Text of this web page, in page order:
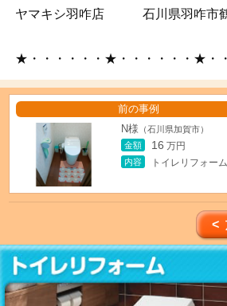
ヤマキシ羽咋店 石川県羽咋市鶴
★・・・・・・★・・・・・・★・
前の事例
N様 （石川県加賀市）
金額
16 万円
内容
トイレリフォー
<